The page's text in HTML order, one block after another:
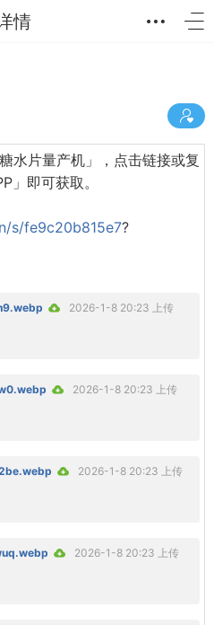
情
水片量产机」，点击链接或复
」即可获取。
s/fe9c20b815e7?
2026-1-8 20:23 上传
2026-1-8 20:23 上传
2026-1-8 20:23 上传
2026-1-8 20:23 上传